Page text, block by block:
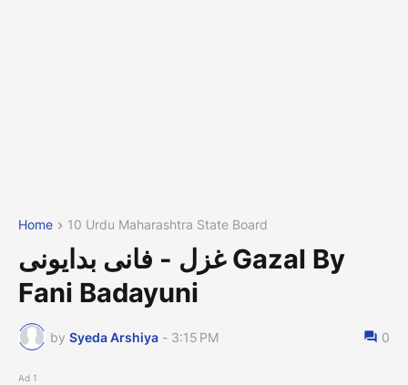
Home 10 Urdu Maharashtra State Board
غزل - فانی بدایونی Gazal By
Fani Badayuni
by Syeda Arshiya - 3:15 PM 0
Ad 1